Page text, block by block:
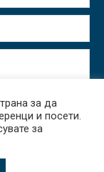
за да
и посети.
за